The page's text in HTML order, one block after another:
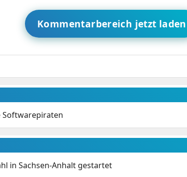
Kommentarbereich jetzt laden
Softwarepiraten
in Sachsen-Anhalt gestartet